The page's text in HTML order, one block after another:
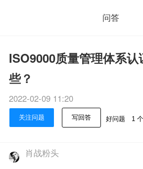
问答
ISO9000质量管理体系
些？
2022-02-09 11:20
关注问题 写回答 好问题 1
肖战粉头